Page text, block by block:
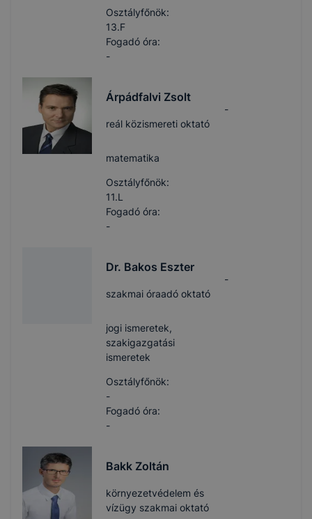
Osztályfőnök:
13.F
Fogadó óra:
-
Árpádfalvi Zsolt
reál közismereti oktató
matematika
-
Osztályfőnök:
11.L
Fogadó óra:
-
Dr. Bakos Eszter
szakmai óraadó oktató
jogi ismeretek,
szakigazgatási
ismeretek
-
Osztályfőnök:
-
Fogadó óra:
-
Bakk Zoltán
környezetvédelem és
vízügy szakmai oktató